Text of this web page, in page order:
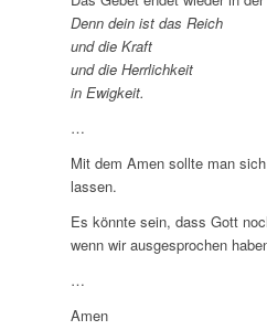
Denn dein ist das Reich
und die Kraft
und die Herrlichkeit
in Ewigkeit.
…
Mit dem Amen sollte man
lassen.
Es könnte sein, dass Gott
wenn wir ausgesprochen
…
Amen